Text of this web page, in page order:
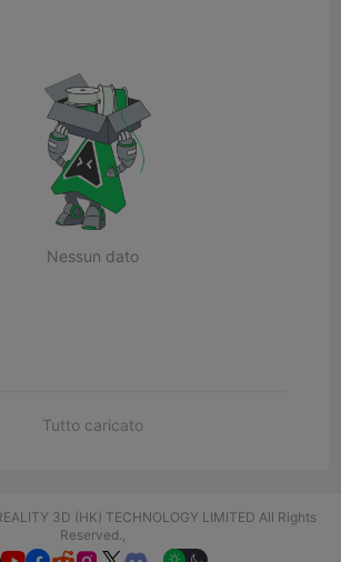
Nessun dato
Tutto caricato
3D (HK) TECHNOLOGY LIMITED All Rights
Reserved.,